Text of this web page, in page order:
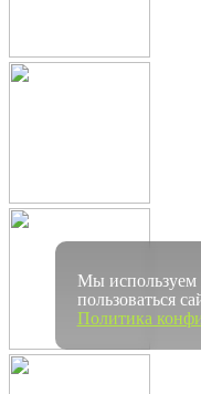
Мы используем
пользоваться
Политика